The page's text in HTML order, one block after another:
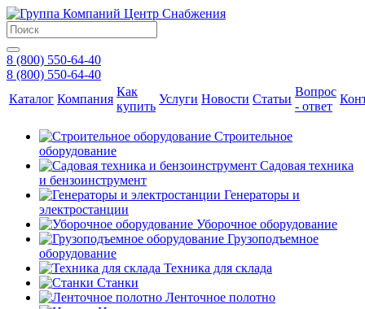
8 (800) 550-64-40
8 (800) 550-64-40
Каталог Компания
Как
купить
Услуги Новости Статьи
Вопрос
- ответ
Строительное
оборудование
Садовая техника
и бензоинструмент
Генераторы и
электростанции
Уборочное оборудование
Грузоподъемное
оборудование
Техника для склада
Станки
Ленточное полотно